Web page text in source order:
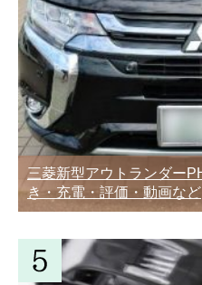
三菱新型アウトランダー
き・充電・評価・動画など